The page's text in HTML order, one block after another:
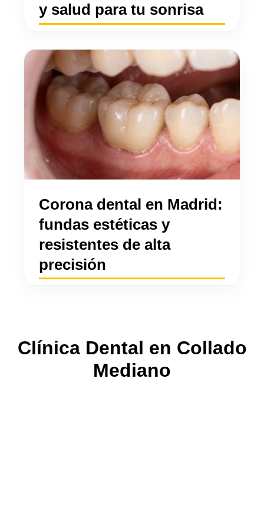
y salud para tu sonrisa
Corona dental en Madrid:
fundas estéticas y
resistentes de alta
precisión
Clínica Dental en Collado
Mediano